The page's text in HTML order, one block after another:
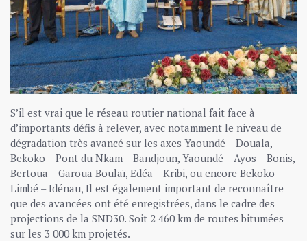
S’il est vrai que le réseau routier national fait face à
d’importants défis à relever, avec notamment le niveau de
dégradation très avancé sur les axes Yaoundé – Douala,
Bekoko – Pont du Nkam – Bandjoun, Yaoundé – Ayos – Bonis,
Bertoua – Garoua Boulaï, Edéa – Kribi, ou encore Bekoko –
Limbé – Idénau, Il est également important de reconnaître
que des avancées ont été enregistrées, dans le cadre des
projections de la SND30. Soit 2 460 km de routes bitumées
sur les 3 000 km projetés.